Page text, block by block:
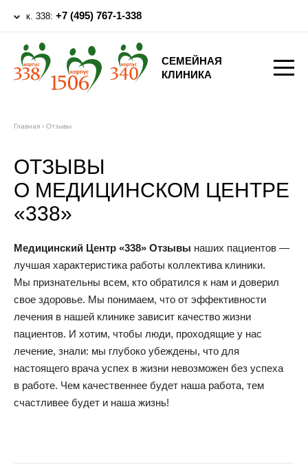
к. 338: +7 (495) 767-1-338
СЕМЕЙНАЯ
КЛИНИКА
Главная › Отзывы
ОТЗЫВЫ
О МЕДИЦИНСКОМ ЦЕНТРЕ
«338»
Медицинский Центр «338» Отзывы наших пациентов —
лучшая характеристика работы коллектива клиники.
Мы признательны всем, кто обратился к нам и доверил
свое здоровье. Мы понимаем, что от эффективности
лечения в нашей клинике зависит качество жизни
пациентов. И хотим, чтобы люди, проходящие у нас
лечение, знали: мы глубоко убеждены, что для
настоящего врача успех в жизни невозможен без успеха
в работе. Чем качественнее будет наша работа, тем
счастливее будет и наша жизнь!